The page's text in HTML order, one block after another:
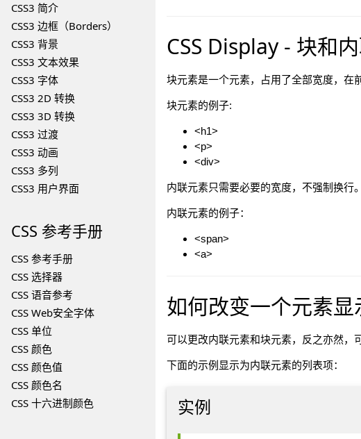
CSS3 简介
CSS3 边框（Borders）
CSS3 背景
CSS3 文本效果
CSS3 字体
CSS3 2D 转换
CSS3 3D 转换
CSS3 过渡
CSS3 动画
CSS3 多列
CSS3 用户界面
CSS 参考手册
CSS 参考手册
CSS 选择器
CSS 语音参考
CSS Web安全字体
CSS 单位
CSS 颜色
CSS 颜色值
CSS 颜色名
CSS 十六进制颜色
CSS Display - 块和
块元素是一个元素，占用了全部宽度，在
块元素的例子:
<h1>
<p>
<div>
内联元素只需要必要的宽度，不强制换行。
内联元素的例子：
<span>
<a>
如何改变一个元素显
可以更改内联元素和块元素，反之亦然，
下面的示例显示为内联元素的列表项：
实例